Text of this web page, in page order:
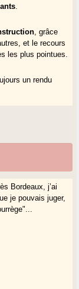
, grâce
et le recours
les plus pointues.
un rendu
Bordeaux, j’ai
je pouvais juger,